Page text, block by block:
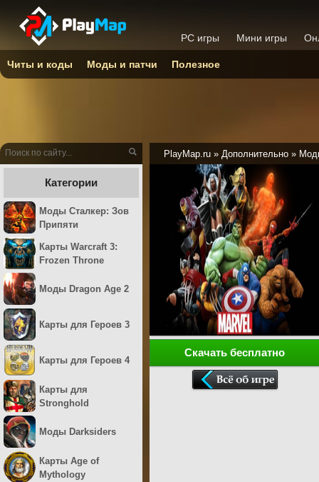
PlayMap.ru » Дополнительно »
Скачать бесплатно
Категории
Моды Сталкер: Зов
Припяти
Карты Warcraft 3:
Frozen Throne
Моды Dragon Age 2
Карты для Героев 3
Карты для Героев 4
Карты для
Stronghold
Моды Darksiders
Карты Age of
Mythology
PC игры Мини игры
Читы и коды Моды и патчи Полезное